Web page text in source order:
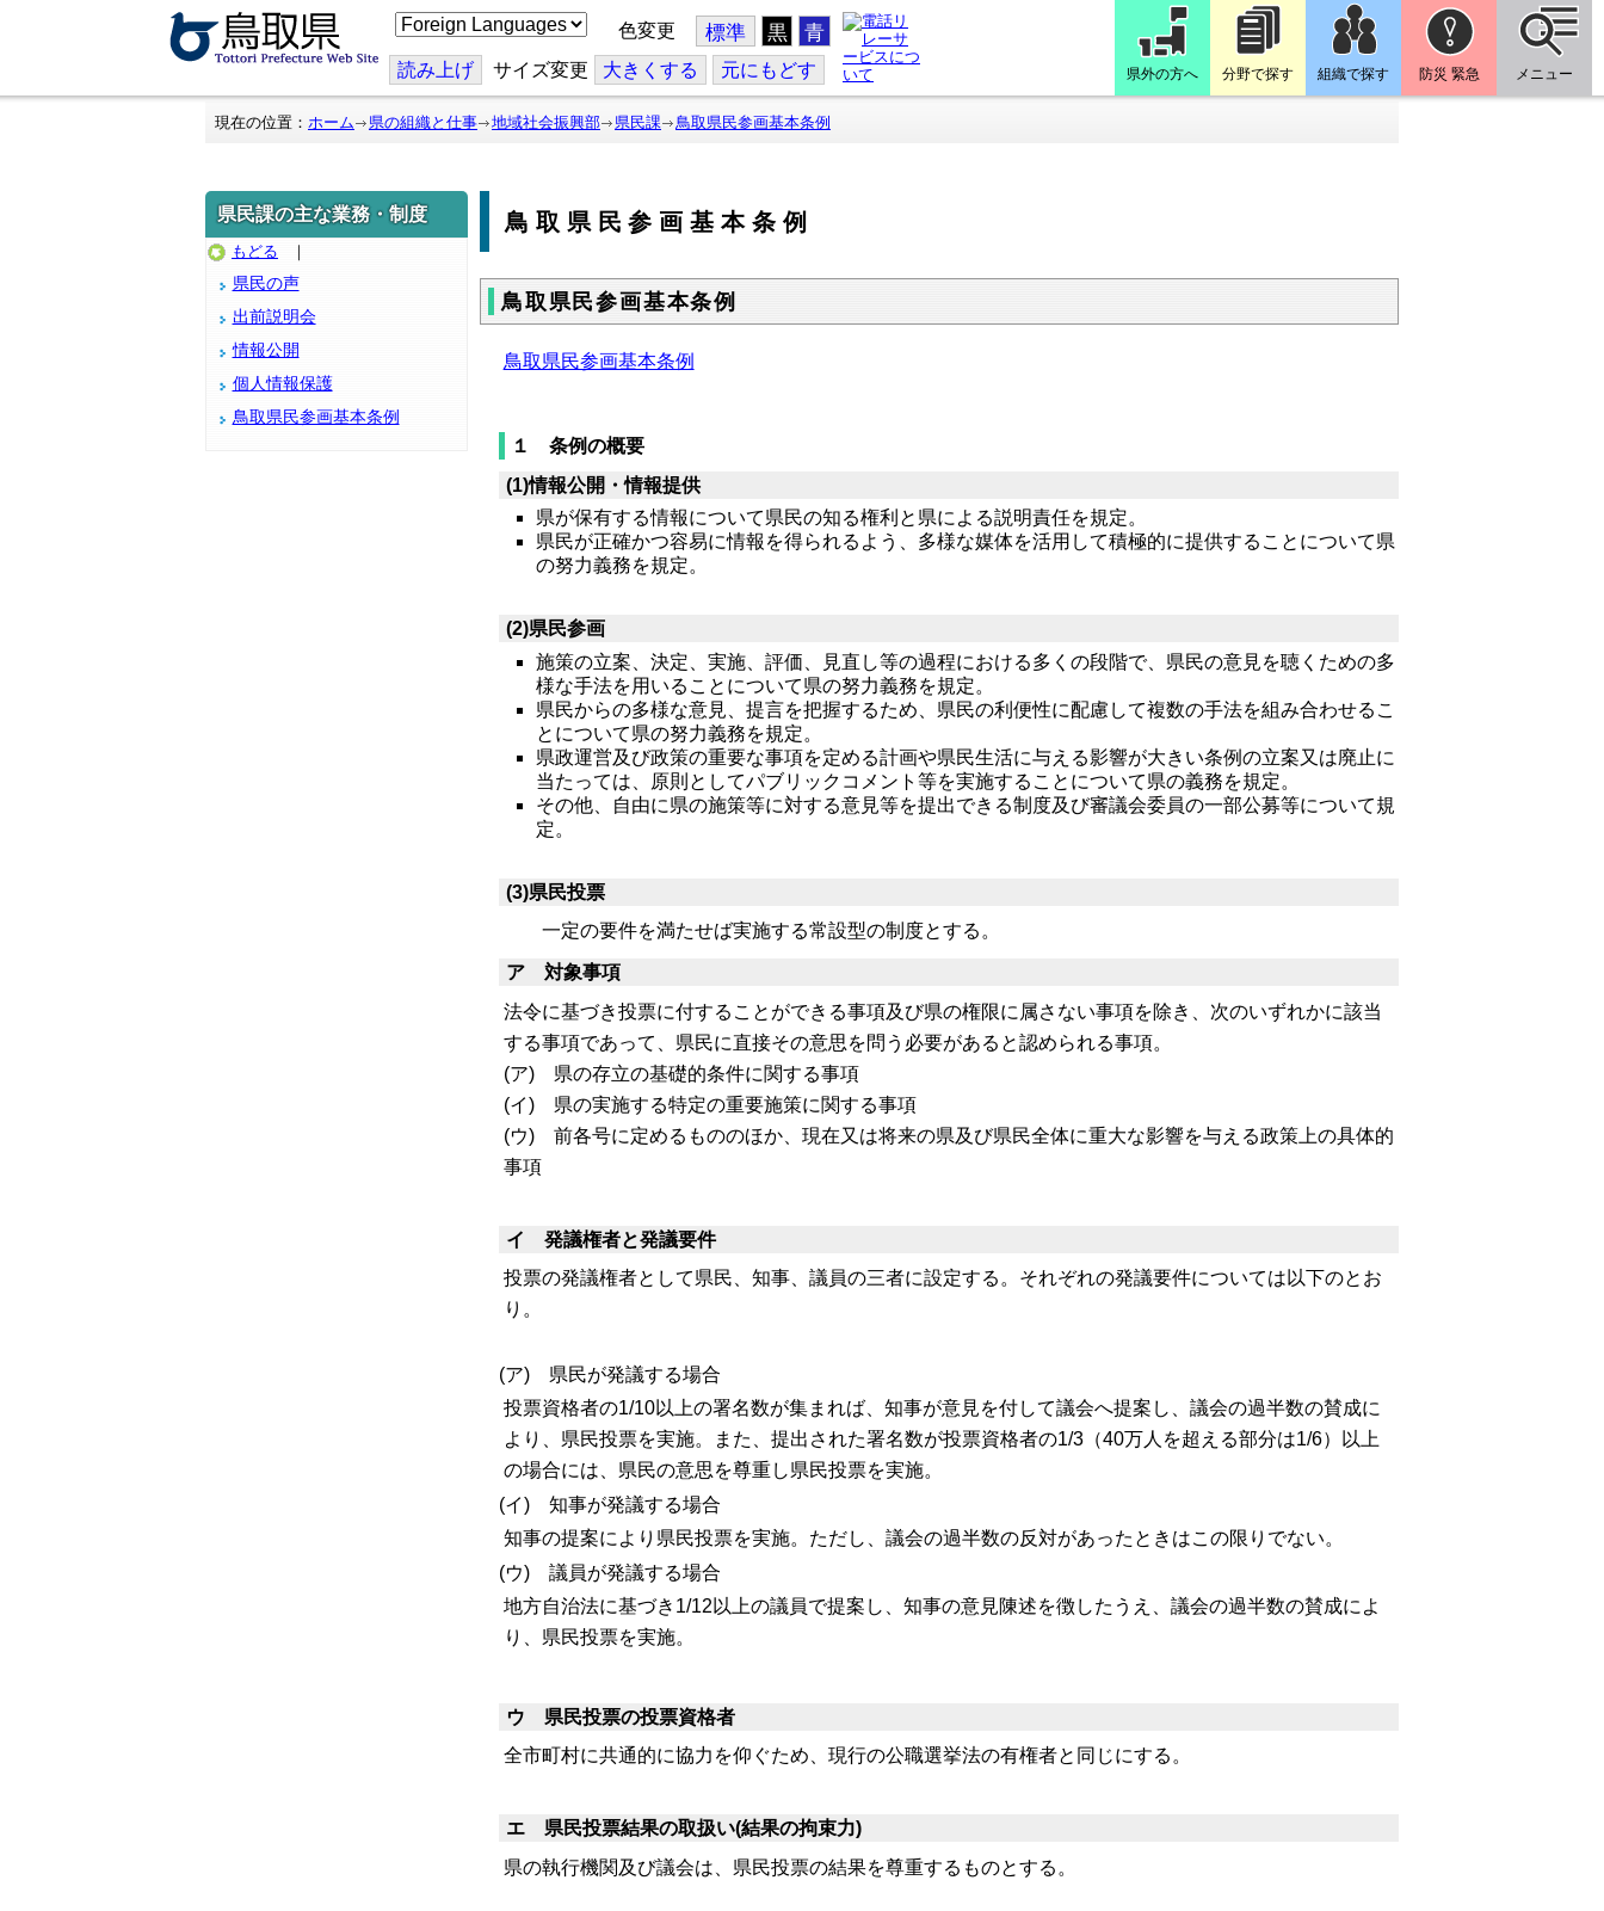
こ
の
ジ
を
翻
色変更 標準 黒 青
読み上げ サイズ変更 大きくする 元にもどす 県外の方へ 分野で探す 組織で探す 防災 緊急 メニュー
現在の位置： ホーム 県の組織と仕事 地域社会振興部 県民課 鳥取県民参画基本条例
県民課の主な業務・制度
もどる ｜
県民の声
出前説明会
情報公開
個人情報保護
鳥取県民参画基本条例
鳥取県民参画基本条例
鳥取県民参画基本条例
鳥取県民参画基本条例
１ 条例の概要
(1)情報公開・情報提供
県が保有する情報について県民の知る権利と県による説明責任を規定。
県民が正確かつ容易に情報を得られるよう、多様な媒体を活用して積極的に提供することについて県
の努力義務を規定。
(2)県民参画
施策の立案、決定、実施、評価、見直し等の過程における多くの段階で、県民の意見を聴くための多
様な手法を用いることについて県の努力義務を規定。
県民からの多様な意見、提言を把握するため、県民の利便性に配慮して複数の手法を組み合わせるこ
とについて県の努力義務を規定。
県政運営及び政策の重要な事項を定める計画や県民生活に与える影響が大きい条例の立案又は廃止に
当たっては、原則としてパブリックコ メント等を実施することについて県の義務を規定。
その他、自由に県の施策等に対する意見等を提出できる制度及び審議会委員の一部公募等について規
定。
(3)県民投票
一定の要件を満たせば実施する常設型の制度とする。
ア 対象事項
法令に基づき投票に付することができる事項及び県の権限に属さない事項を除き、次のいずれかに該当
する事項であって、県民に直接その意思を問う必要があると認められる事項。
(ア) 県の存立の基礎的条件に関する事項
(イ) 県の実施する特定の重要施策に関する事項
(ウ) 前各号に定めるもののほか、現在又は将来の県及び県民全体に重大な影響を与える政策上の具体的
事項
イ 発議権者と発議要件
投票の発議権者として県民、知事、議員の三者に設定する。それぞれの発議要件については以下のとお
り。
(ア) 県民が発議する場合
投票資格者の1/10以上の署名数が集まれば、知事が意見を付して議会へ提案し、議会の過半数の賛成に
より、県民投票を実施。また、提出された署名数が投票資格者の1/3（40万人を超える部分は1/6）以上
の場合には、県民の意思を尊重し県民投票を実施。
(イ) 知事が発議する場合
知事の提案により県民投票を実施。ただし、議会の過半数の反対があったときはこの限りでない。
(ウ) 議員が発議する場合
地方自治法に基づき1/12以上の議員で提案し、知事の意見陳述を徴したうえ、議会の過半数の賛成によ
り、県民投票を実施。
ウ 県民投票の投票資格者
全市町村に共通的に協力を仰ぐため、現行の公職選挙法の有権者と同じにする。
エ 県民投票結果の取扱い(結果の拘束力)
県の執行機関及び議会は、県民投票の結果を尊重するものとする。